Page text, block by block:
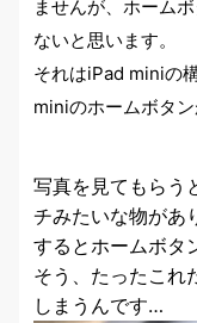
ませんが、ホーム
ないと思います。
それはiPad miniの
miniのホームボタン
写真を見てもらう
チみたいな物があ
するとホームボタ
そう、たったこれ
しまうんです…